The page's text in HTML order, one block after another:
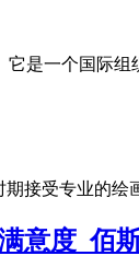
是一个国际
接受专业的
意度_佰